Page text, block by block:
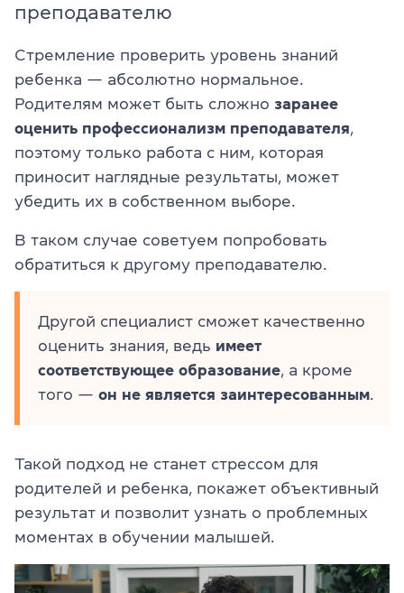
преподавателю
Стремление проверить уровень знаний
ребенка — абсолютно нормальное.
Родителям может быть сложно заранее
оценить профессионализм преподавателя,
поэтому только работа с ним, которая
приносит наглядные результаты, может
убедить их в собственном выборе.
В таком случае советуем попробовать
обратиться к другому преподавателю.
Другой специалист сможет качественно
оценить знания, ведь имеет
соответствующее образование, а кроме
того — он не является заинтересованным.
Такой подход не станет стрессом для
родителей и ребенка, покажет объективный
результат и позволит узнать о проблемных
моментах в обучении малышей.